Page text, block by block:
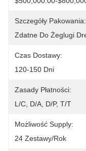
Szczegóły Pakowania:
Zdatne Do Żeglugi
Czas Dostawy:
120-150 Dni
Zasady Płatności:
L/C, D/A, D/P, T/T
Możliwość Supply:
24 Zestawy/rok